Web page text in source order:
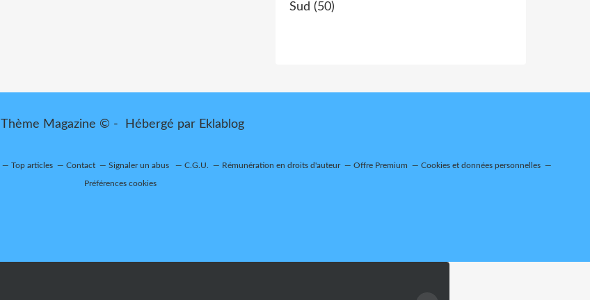
Sud (50)
Thème Magazine © - Hébergé par Eklablog
Top articles Contact Signaler un abus C.G.U. Rémunération en droits d'auteur Offre Premium Cookies et données personnelles
Préférences cookies